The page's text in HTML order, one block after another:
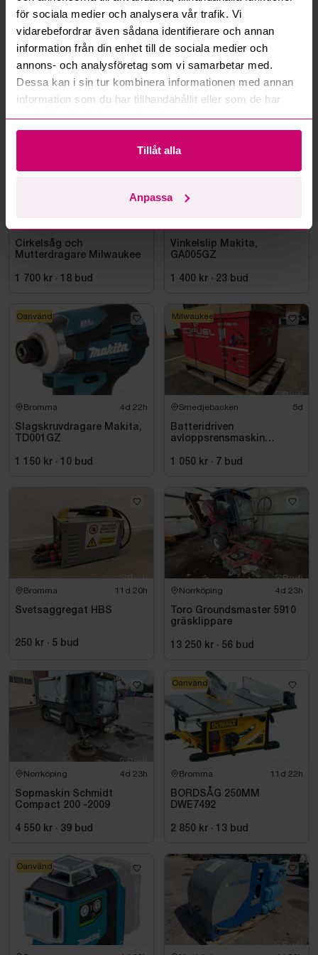
för sociala medier och analysera vår trafik. Vi
vidarebefordrar även sådana identifierare och annan
information från din enhet till de sociala medier och
annons- och analysföretag som vi samarbetar med.
Dessa kan i sin tur kombinera informationen med annan
information som du har tillhandahållit eller som de har
samlat in när du har använt deras tjänster.
Tillåt alla
Anpassa
Läs fler frågor och svar
Mer från samma kategori
Cirkelsåg och
Mutterdragare Milwaukee
1 700 kr · 18 bud
Milwaukee
Vinkelslip Makita,
GA005GZ
1 400 kr · 23 bud
Oanvänd
Bromma 4d 22h
Slagskruvdragare Makita,
TD001GZ
1 150 kr · 10 bud
Oanvänd
Smedjebacken 5d
Batteridriven
avloppsrensmaskin
FSSM-121 | Oanvänd
1 050 kr · 7 bud
Milwaukee
Bromma 11d 20h
Svetsaggregat HBS
250 kr · 5 bud
Norrköping 4d 23h
Toro Groundsmaster 5910
gräsklippare
13 250 kr · 56 bud
Norrköping 4d 23h
Sopmaskin Schmidt
Compact 200 -2009
4 550 kr · 39 bud
Bromma 11d 22h
BORDSÅG 250MM
DWE7492
2 850 kr · 13 bud
Oanvänd
Oanvänd